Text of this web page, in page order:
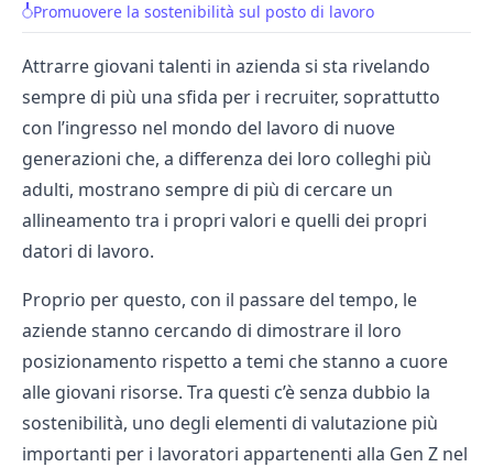
Promuovere la sostenibilità sul posto di lavoro
Attrarre giovani talenti in azienda si sta rivelando
sempre di più una sfida per i recruiter, soprattutto
con l’ingresso nel mondo del lavoro di nuove
generazioni che, a differenza dei loro colleghi più
adulti, mostrano sempre di più di cercare un
allineamento tra i propri valori e quelli dei propri
datori di lavoro.
Proprio per questo, con il passare del tempo, le
aziende stanno cercando di dimostrare il loro
posizionamento rispetto a temi che stanno a cuore
alle giovani risorse. Tra questi c’è senza dubbio la
sostenibilità, uno degli elementi di valutazione più
importanti per i lavoratori appartenenti alla Gen Z nel